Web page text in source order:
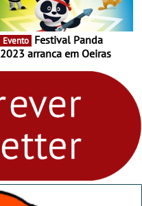
Evento
2023 arranca em Oeiras